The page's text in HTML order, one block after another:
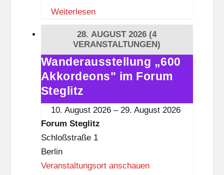
S
t
g
i
t
z
Weiterlesen
28. AUGUST 2026 (4
VERANSTALTUNGEN)
Wanderausstellung
„600
Akkordeons"
im
Wanderausstellung „600
Akkordeons" im Forum
Steglitz
10. August 2026 – 29. August 2026
Forum Steglitz
Schloßstraße 1
Berlin
Veranstaltungsort anschauen